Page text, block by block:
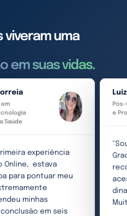
viveram uma
em suas vidas.
experiência
Online, estava
para pontuar meu
minhas
em seis
em
Saúde
e